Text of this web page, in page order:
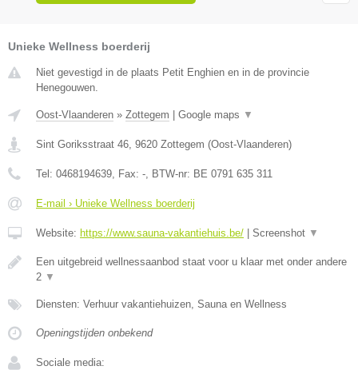
Unieke Wellness boerderij
Niet gevestigd in de plaats Petit Enghien en in de provincie
Henegouwen.
Oost-Vlaanderen » Zottegem Google maps ▼
Sint Goriksstraat 46, 9620 Zottegem (Oost-Vlaanderen)
Tel: 0468194639, Fax: -, BTW-nr: BE 0791 635 311
E-mail › Unieke Wellness boerderij
Website: https://www.sauna-vakantiehuis.be/ Screenshot ▼
Een uitgebreid wellnessaanbod staat voor u klaar met onder andere
2 ▼
Diensten: Verhuur vakantiehuizen, Sauna en Wellness
Openingstijden onbekend
Sociale media: